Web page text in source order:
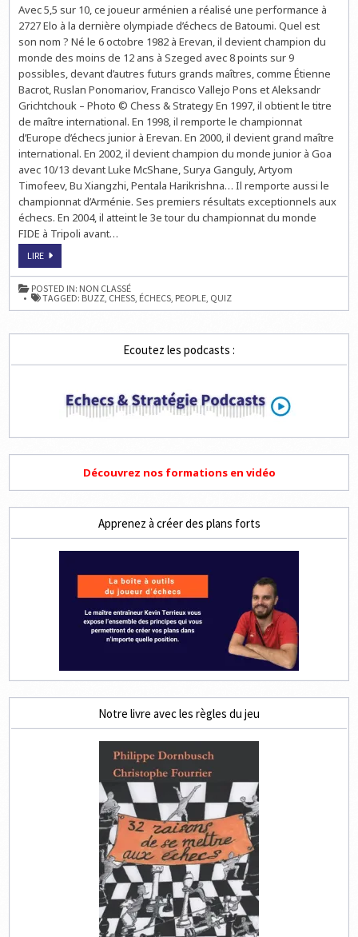
À
QUESTION
DU
MERCREDI
SUR
ÉCHECS
Avec 5,5 sur 10, ce joueur arménien a réalisé une performance à
2727 Elo à la dernière olympiade d’échecs de Batoumi. Quel est
son nom ? Né le 6 octobre 1982 à Erevan, il devient champion du
monde des moins de 12 ans à Szeged avec 8 points sur 9
possibles, devant d’autres futurs grands maîtres, comme Étienne
Bacrot, Ruslan Ponomariov, Francisco Vallejo Pons et Aleksandr
Grichtchouk – Photo © Chess & Strategy En 1997, il obtient le titre
de maître international. En 1998, il remporte le championnat
d’Europe d’échecs junior à Erevan. En 2000, il devient grand maître
international. En 2002, il devient champion du monde junior à Goa
avec 10/13 devant Luke McShane, Surya Ganguly, Artyom
Timofeev, Bu Xiangzhi, Pentala Harikrishna… Il remporte aussi le
championnat d’Arménie. Ses premiers résultats exceptionnels aux
échecs. En 2004, il atteint le 3e tour du championnat du monde
FIDE à Tripoli avant…
LIREJOUEZ
LA
QUESTION
DU
MERCREDI
SUR
ÉCHECS
POSTED IN: NON CLASSÉ
TAGGED: BUZZ, CHESS, ÉCHECS, PEOPLE, QUIZ
Ecoutez les podcasts :
Découvrez nos formations en vidéo
Apprenez à créer des plans forts
Notre livre avec les règles du jeu